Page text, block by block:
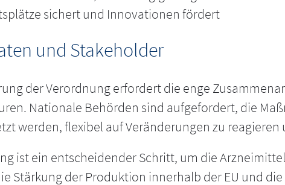
sichert und Innovationen fördert
und Stakeholder
der Verordnung erfordert die enge
Nationale Behörden sind aufgefordert, die
werden, flexibel auf Veränderungen zu
ist ein entscheidender Schritt, um die
Stärkung der Produktion innerhalb der EU und